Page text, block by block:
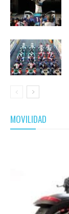
MOVILIDAD